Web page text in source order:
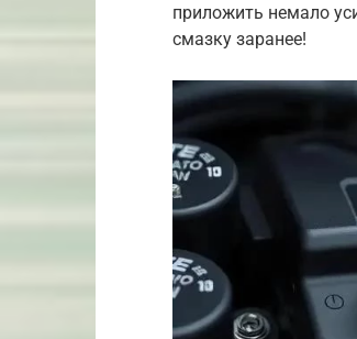
приложить немало
смазку заранее!